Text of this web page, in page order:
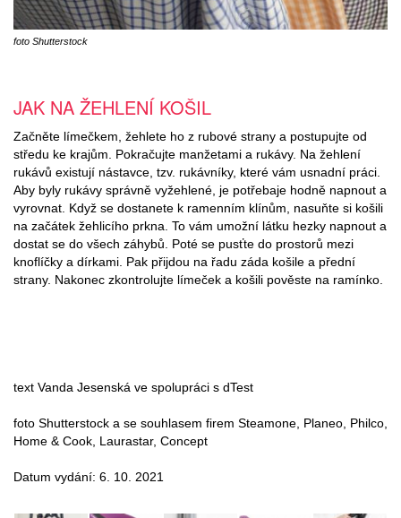
foto Shutterstock
JAK NA ŽEHLENÍ KOŠIL
Začněte límečkem, žehlete ho z rubové strany a postupujte od
středu ke krajům. Pokračujte manžetami a rukávy. Na žehlení
rukávů existují nástavce, tzv. rukávníky, které vám usnadní práci.
Aby byly rukávy správně vyžehlené, je potřebaje hodně napnout a
vyrovnat. Když se dostanete k ramenním klínům, nasuňte si košili
na začátek žehlicího prkna. To vám umožní látku hezky napnout a
dostat se do všech záhybů. Poté se pusťte do prostorů mezi
knoflíčky a dírkami. Pak přijdou na řadu záda košile a přední
strany. Nakonec zkontrolujte límeček a košili pověste na ramínko.
text Vanda Jesenská ve spolupráci s dTest
foto Shutterstock a se souhlasem firem Steamone, Planeo, Philco,
Home & Cook, Laurastar, Concept
Datum vydání: 6. 10. 2021